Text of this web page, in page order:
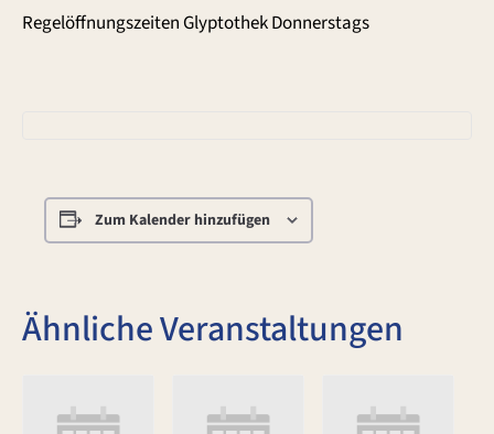
Regelöffnungszeiten Glyptothek Donnerstags
Zum Kalender hinzufügen
Ähnliche Veranstaltungen